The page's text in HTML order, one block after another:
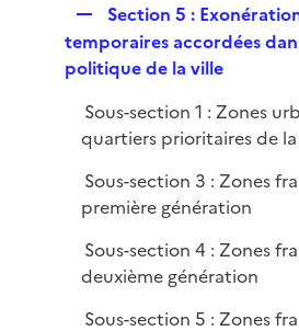
e
p
i
e
Section 5 :
temporaires accordées
politique de la ville
Sous-section 1 : Zones
quartiers prioritaires de
Sous-section 3 : Zones
première génération
Sous-section 4 : Zones
deuxième génération
Sous-section 5 : Zones